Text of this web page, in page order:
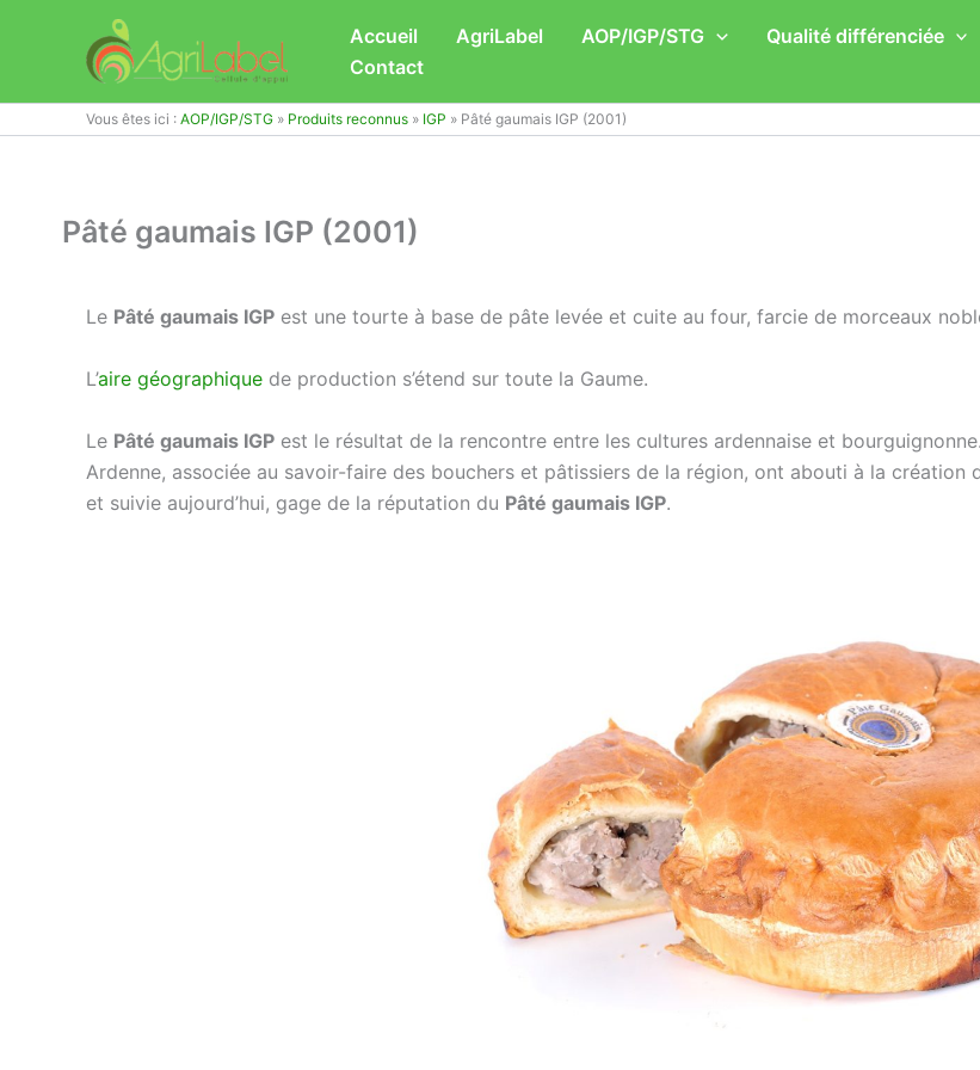
Accueil AgriLabel AOP/IGP/STG Qualité différenciée
Contact
Vous êtes ici : AOP/IGP/STG » Produits reconnus » IGP » Pâté gaumais IGP (2001)
Pâté gaumais IGP (2001)
Le Pâté gaumais IGP est une tourte à base de pâte levée et cuite au four, farcie de morceaux
L’aire géographique de production s’étend sur toute la Gaume.
Le Pâté gaumais IGP est le résultat de la rencontre entre les cultures ardennaise et
Ardenne, associée au savoir-faire des bouchers et pâtissiers de la région, ont abouti à la
et suivie aujourd’hui, gage de la réputation du Pâté gaumais IGP.